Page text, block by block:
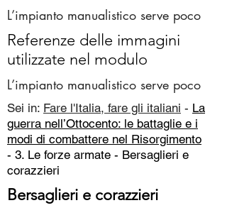
L’impianto manualistico serve poco
Referenze delle immagini
utilizzate nel modulo
L’impianto manualistico serve poco
Sei in: Fare l'Italia, fare gli italiani - La
guerra nell’Ottocento: le battaglie e i
modi di combattere nel Risorgimento
- 3. Le forze armate - Bersaglieri e
corazzieri
Bersaglieri e corazzieri